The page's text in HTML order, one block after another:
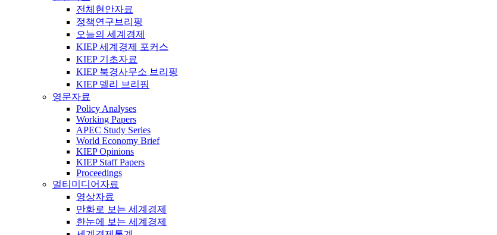
전체현안자료
정책연구브리핑
오늘의 세계경제
KIEP 세계경제 포커스
KIEP 기초자료
KIEP 북경사무소 브리핑
KIEP 델리 브리핑
영문자료
Policy Analyses
Working Papers
APEC Study Series
World Economy Brief
KIEP Opinions
KIEP Staff Papers
Proceedings
멀티미디어자료
영상자료
만화로 보는 세계경제
한눈에 보는 세계경제